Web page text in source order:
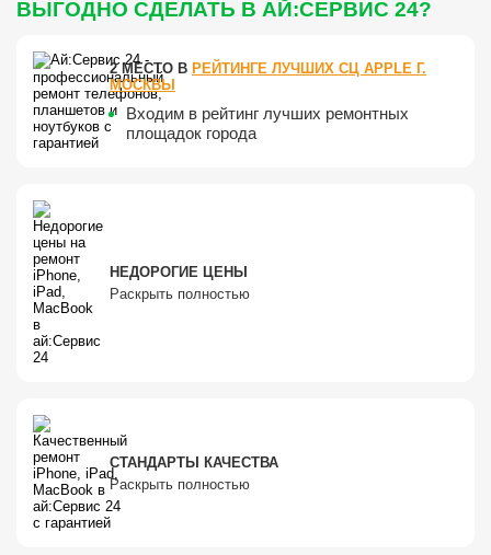
ВЫГОДНО СДЕЛАТЬ В АЙ:СЕРВИС 24?
2 МЕСТО В РЕЙТИНГЕ ЛУЧШИХ СЦ APPLE Г.
МОСКВЫ
Входим в рейтинг лучших ремонтных
площадок города
НЕДОРОГИЕ ЦЕНЫ
Раскрыть полностью
СТАНДАРТЫ КАЧЕСТВА
Раскрыть полностью